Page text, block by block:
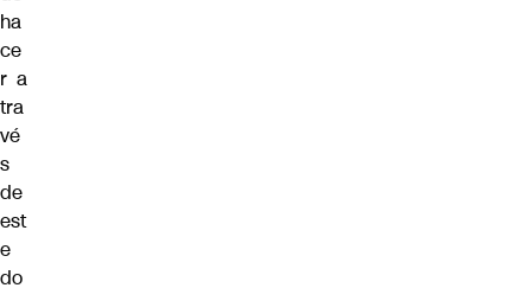
ha
ce
r a
tra
vé
s
de
est
e
do